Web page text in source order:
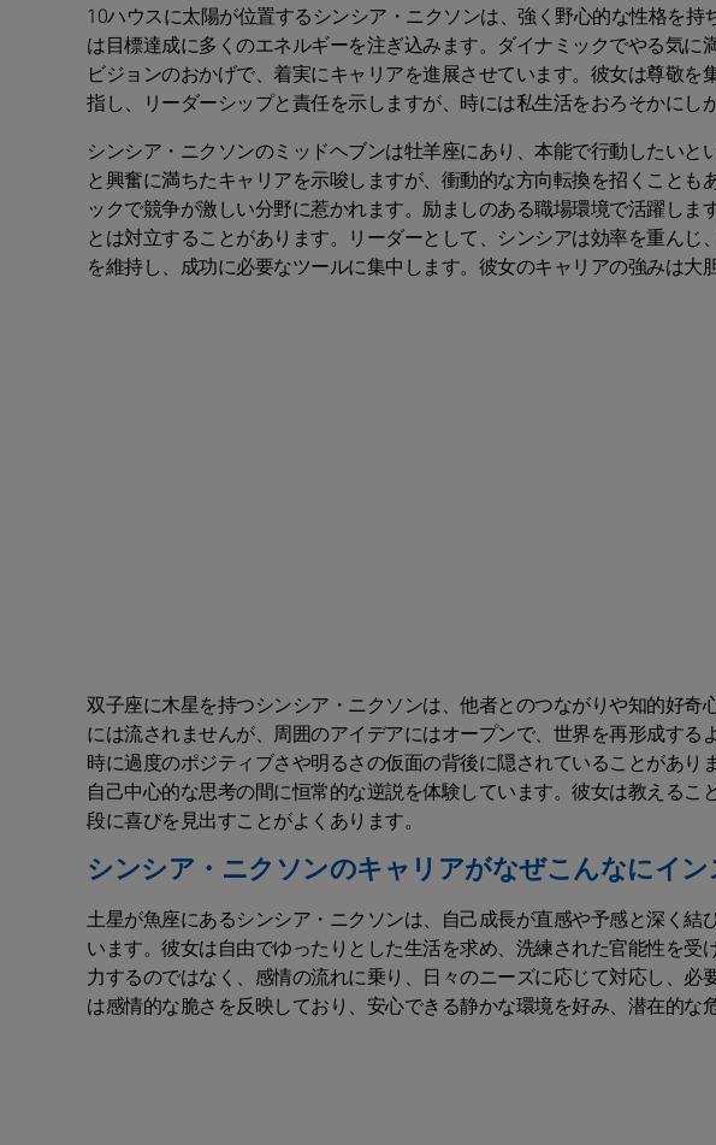
10ハウスに太陽が位置するシンシア・ニクソンは、強く野心的な性格を
は目標達成に多くのエネルギーを注ぎ込みます。ダイナミックでやる気
ビジョンのおかげで、着実にキャリアを進展させています。彼女は尊敬
指し、リーダーシップと責任を示しますが、時には私生活をおろそかにし
シンシア・ニクソンのミッドヘブンは牡羊座にあり、本能で行動したい
と興奮に満ちたキャリアを示唆しますが、衝動的な方向転換を招くこと
ックで競争が激しい分野に惹かれます。励ましのある職場環境で活躍し
とは対立することがあります。リーダーとして、シンシアは効率を重ん
を維持し、成功に必要なツールに集中します。彼女のキャリアの強みは大
双子座に木星を持つシンシア・ニクソンは、他者とのつながりや知的好
には流されませんが、周囲のアイデアにはオープンで、世界を再形成する
時に過度のポジティブさや明るさの仮面の背後に隠されていることがあ
自己中心的な思考の間に恒常的な逆説を体験しています。彼女は教える
段に喜びを見出すことがよくあります。
シンシア・ニクソンのキャリアがなぜこんなにイ
土星が魚座にあるシンシア・ニクソンは、自己成長が直感や予感と深く
います。彼女は自由でゆったりとした生活を求め、洗練された官能性を
力するのではなく、感情の流れに乗り、日々のニーズに応じて対応し、
は感情的な脆さを反映しており、安心できる静かな環境を好み、潜在的な